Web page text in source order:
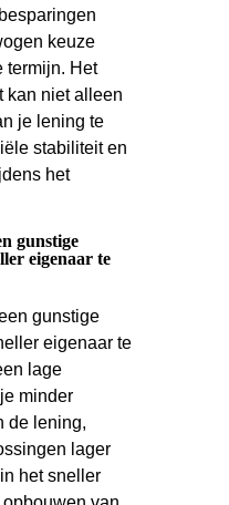
keuze
termijn. Het
kan niet alleen
je lening te
stabiliteit en
het
gunstige
eigenaar te
gunstige
eigenaar te
lage
minder
de lening,
lager
het sneller